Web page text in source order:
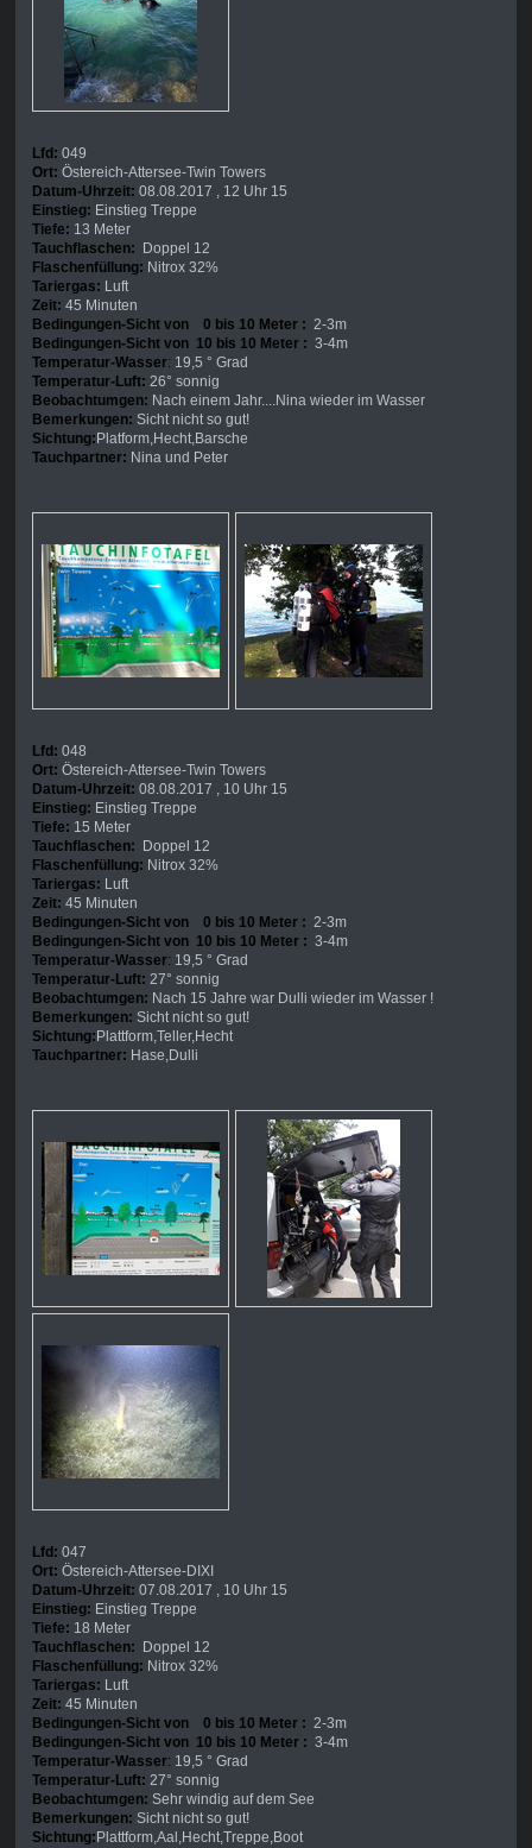
Lfd: 049
Ort: Östereich-Attersee-Twin Towers
Datum-Uhrzeit: 08.08.2017 , 12 Uhr 15
Einstieg: Einstieg Treppe
Tiefe: 13 Meter
Tauchflaschen: Doppel 12
Flaschenfüllung: Nitrox 32%
Tariergas: Luft
Zeit: 45 Minuten
Bedingungen-Sicht von 0 bis 10 Meter : 2-3m
Bedingungen-Sicht von 10 bis 10 Meter : 3-4m
Temperatur-Wasser: 19,5 ° Grad
Temperatur-Luft: 26° sonnig
Beobachtumgen: Nach einem Jahr....Nina wieder im Wasser
Bemerkungen: Sicht nicht so gut!
Sichtung: Platform,Hecht,Barsche
Tauchpartner: Nina und Peter
Lfd: 048
Ort: Östereich-Attersee-Twin Towers
Datum-Uhrzeit: 08.08.2017 , 10 Uhr 15
Einstieg: Einstieg Treppe
Tiefe: 15 Meter
Tauchflaschen: Doppel 12
Flaschenfüllung: Nitrox 32%
Tariergas: Luft
Zeit: 45 Minuten
Bedingungen-Sicht von 0 bis 10 Meter : 2-3m
Bedingungen-Sicht von 10 bis 10 Meter : 3-4m
Temperatur-Wasser: 19,5 ° Grad
Temperatur-Luft: 27° sonnig
Beobachtumgen: Nach 15 Jahre war Dulli wieder im Wasser !
Bemerkungen: Sicht nicht so gut!
Sichtung: Plattform,Teller,Hecht
Tauchpartner: Hase,Dulli
Lfd: 047
Ort: Östereich-Attersee-DIXI
Datum-Uhrzeit: 07.08.2017 , 10 Uhr 15
Einstieg: Einstieg Treppe
Tiefe: 18 Meter
Tauchflaschen: Doppel 12
Flaschenfüllung: Nitrox 32%
Tariergas: Luft
Zeit: 45 Minuten
Bedingungen-Sicht von 0 bis 10 Meter : 2-3m
Bedingungen-Sicht von 10 bis 10 Meter : 3-4m
Temperatur-Wasser: 19,5 ° Grad
Temperatur-Luft: 27° sonnig
Beobachtumgen: Sehr windig auf dem See
Bemerkungen: Sicht nicht so gut!
Sichtung: Plattform,Aal,Hecht,Treppe,Boot